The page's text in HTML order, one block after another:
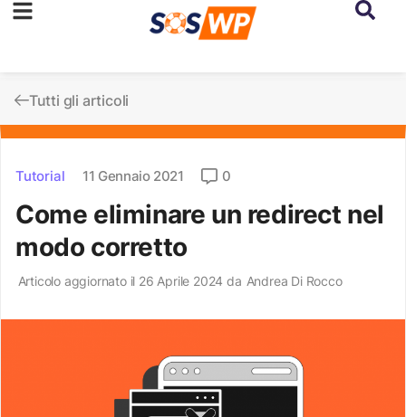
Tutti gli articoli
Tutorial 11 Gennaio 2021 0
Come eliminare un redirect nel
modo corretto
Articolo aggiornato il 26 Aprile 2024 da Andrea Di Rocco